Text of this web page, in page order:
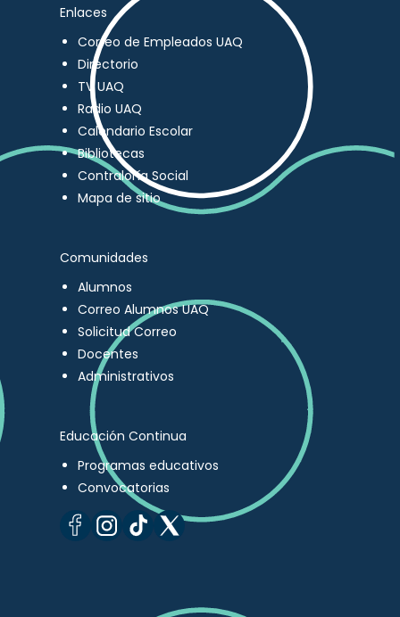
Enlaces
Correo de Empleados UAQ
Directorio
TV UAQ
Radio UAQ
Calendario Escolar
Bibliotecas
Contraloría Social
Mapa de sitio
Comunidades
Alumnos
Correo Alumnos UAQ
Solicitud Correo
Docentes
Administrativos
Educación Continua
Programas educativos
Convocatorias